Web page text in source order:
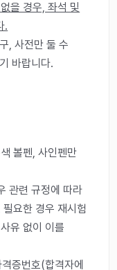
을 경우, 좌석 및
.
, 사전만 둘 수
바랍니다.
볼펜, 사인펜만
관련 규정에 따라
요한 경우 재시험
유 없이 이를
증번호(합격자에